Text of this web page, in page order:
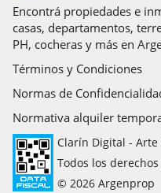
Encontrá propiedades e
casas, departamentos,
PH, cocheras y más en
Términos y Condiciones
Normas de
Normativa alquiler
Clarín Digital -
Todos los
© 2026 Argenprop